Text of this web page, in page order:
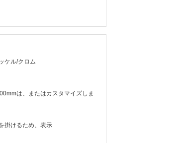
ケル/クロム
は、またはカスタマイズしま
掛けるため、表示